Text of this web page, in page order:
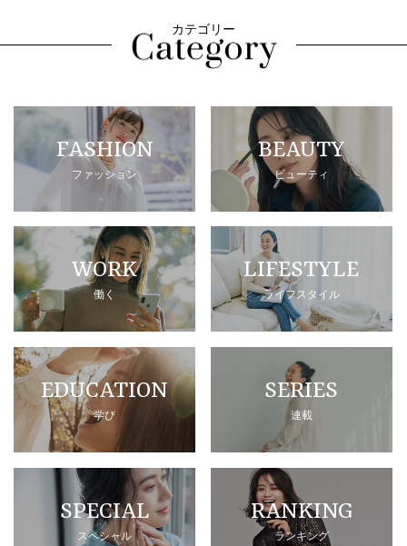
カテゴリー
FASHION
ファッション
BEAUTY
ビューティ
WORK
働く
LIFESTYLE
ライフスタイル
EDUCATION
学び
SERIES
連載
SPECIAL
スペシャル
RANKING
ランキング